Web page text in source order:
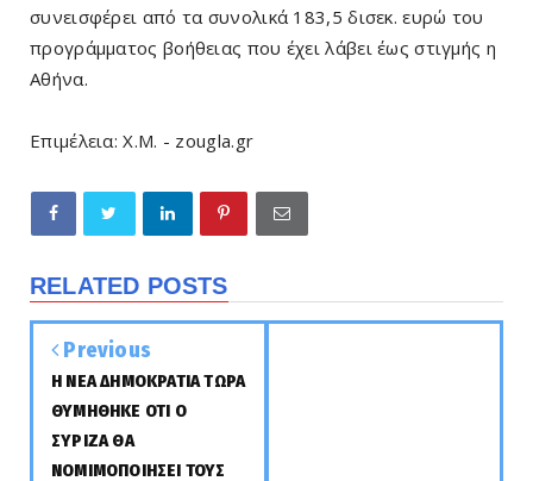
συνεισφέρει από τα συνολικά 183,5 δισεκ. ευρώ του
προγράμματος βοήθειας που έχει λάβει έως στιγμής η
Αθήνα.
Eπιμέλεια: X.M. - zougla.gr
RELATED POSTS
Previous
Η ΝΕΑ ΔΗΜΟΚΡΑΤΙΑ ΤΩΡΑ
ΘΥΜΗΘΗΚΕ ΟΤΙ Ο
ΣΥΡΙΖΑ ΘΑ
ΝΟΜΙΜΟΠΟΙΗΣΕΙ ΤΟΥΣ